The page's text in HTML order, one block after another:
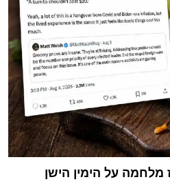
מלחמה על הימין הישן